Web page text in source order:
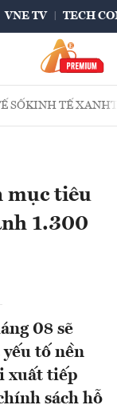
VNE TV TECH
SỐKINH TẾ XANH
mục tiêu
1.300
08 sẽ
tố nền
xuất tiếp
sách hỗ